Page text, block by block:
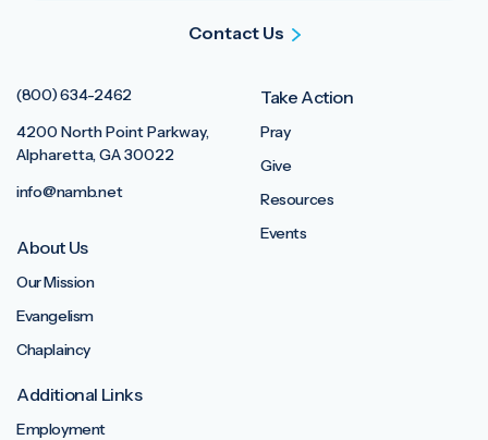
(800) 634-2462
4200 North Point Parkway,
Alpharetta, GA 30022
info@namb.net
About Us
Our Mission
Evangelism
Chaplaincy
Take Action
Pray
Give
Resources
Events
Additional Links
Employment
Contact Us